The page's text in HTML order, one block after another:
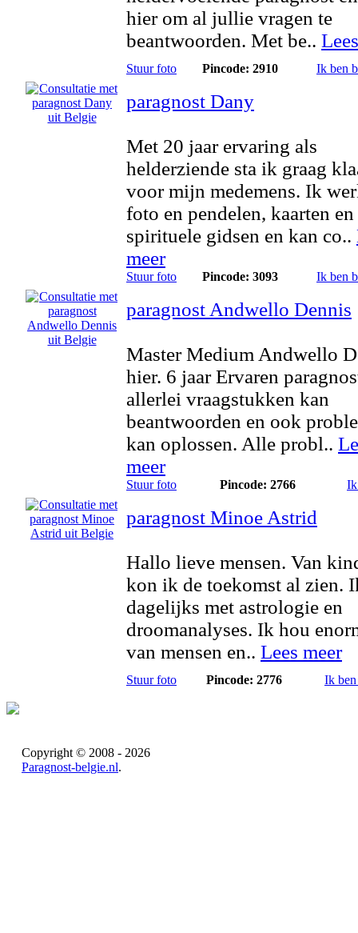
hier om al jullie vragen te
beantwoorden. Met be..
Stuur foto Pincode: 2910 Ik ben
paragnost Dany
Met 20 jaar ervaring als
helderziende sta ik graag
voor mijn medemens. Ik
foto en pendelen, kaarten en
spirituele gidsen en kan co..
meer
Stuur foto Pincode: 3093 Ik ben
paragnost Andwello Dennis
Master Medium Andwello
hier. 6 jaar Ervaren
allerlei vraagstukken kan
beantwoorden en ook
kan oplossen. Alle probl..
meer
Stuur foto Pincode: 2766 Ik
paragnost Minoe Astrid
Hallo lieve mensen. Van
kon ik de toekomst al zien.
dagelijks met astrologie en
droomanalyses. Ik hou
van mensen en.. Lees meer
Stuur foto Pincode: 2776 Ik
Copyright © 2008 - 2026
Paragnost-belgie.nl.